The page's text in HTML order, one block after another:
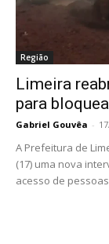
Região
Limeira
para
Gabriel Gouvêa -
A Prefeitura de
(17) uma nova
acesso de